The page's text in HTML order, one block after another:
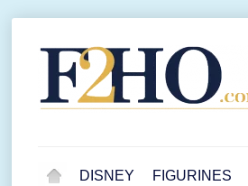
DISNEY FIGURINES